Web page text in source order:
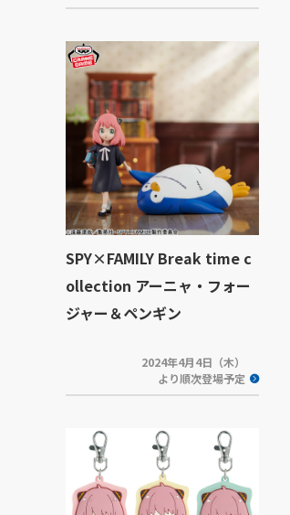
SPY×FAMILY Break time c
ollection アーニャ・フォー
ジャー＆ペンギン
2024年4月4日（木）
より順次登場予定